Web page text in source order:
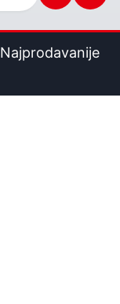
Najprodavanije